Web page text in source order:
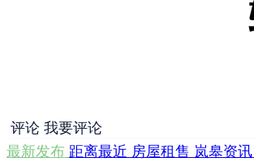
评论 我要评论
最新发布 距离最近 房屋租售 岚皋资讯